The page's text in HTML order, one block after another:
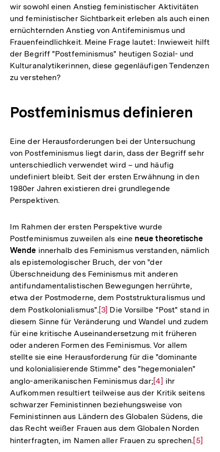
wir sowohl einen Anstieg feministischer Aktivitäten
und feministischer Sichtbarkeit erleben als auch einen
ernüchternden Anstieg von Antifeminismus und
Frauenfeindlichkeit. Meine Frage lautet: Inwieweit hilft
der Begriff "Postfeminismus" heutigen Sozial- und
Kulturanalytikerinnen, diese gegenläufigen Tendenzen
zu verstehen?
Postfeminismus definieren
Eine der Herausforderungen bei der Untersuchung
von Postfeminismus liegt darin, dass der Begriff sehr
unterschiedlich verwendet wird – und häufig
undefiniert bleibt. Seit der ersten Erwähnung in den
1980er Jahren existieren drei grundlegende
Perspektiven.
Im Rahmen der ersten Perspektive wurde
Postfeminismus zuweilen als eine neue theoretische
Wende innerhalb des Feminismus verstanden, nämlich
als epistemologischer Bruch, der von "der
Überschneidung des Feminismus mit anderen
antifundamentalistischen Bewegungen herrührte,
etwa der Postmoderne, dem Poststrukturalismus und
dem Postkolonialismus".Zur
Auflösung
der
Fußnote
[3] Die Vorsilbe "Post" stand in
diesem Sinne für Veränderung und Wandel und zudem
für eine kritische Auseinandersetzung mit früheren
oder anderen Formen des Feminismus. Vor allem
stellte sie eine Herausforderung für die "dominante
und kolonialisierende Stimme" des "hegemonialen"
anglo-amerikanischen Feminismus dar;Zur
Auflösung
der
Fußnote
[4] ihr
Aufkommen resultiert teilweise aus der Kritik seitens
schwarzer Feministinnen beziehungsweise von
Feministinnen aus Ländern des Globalen Südens, die
das Recht weißer Frauen aus dem Globalen Norden
hinterfragten, im Namen aller Frauen zu sprechen.Zur
[5]